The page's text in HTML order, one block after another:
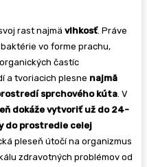
rast najmä vlhkosť. Práve
vo forme prachu,
častíc
a tvoriacich plesne najmä
sprchového kúta. V
dokáže vytvoriť už do 24-
do prostredie celej
pleseň útočí na organizmus
zdravotných problémov od